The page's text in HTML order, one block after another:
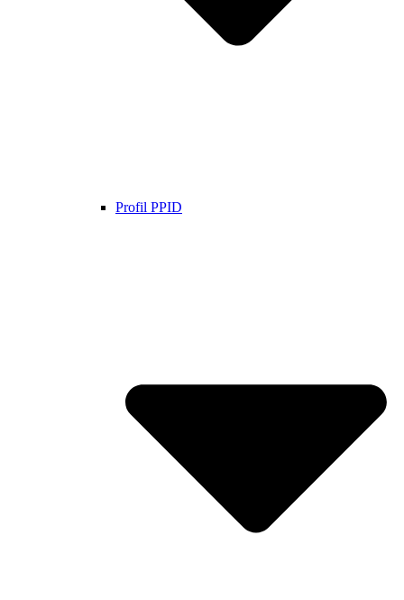
Profil PPID